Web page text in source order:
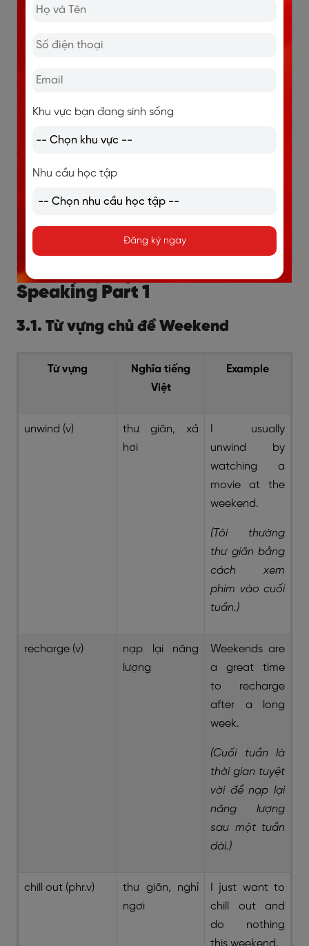
make the most of my days off – tận dụng tối đa
manage my time better – quản lý thời gian tốt
keep my schedule flexible – giữ lịch trình linh hoạt
unexpected things come up – những việc bất ngờ
>> Xem thêm:
IELTS Speaking Part 1 topic Snack: Từ vựng, bài
mẫu band 8+
3. Từ vựng topic Weekend IELTS
Speaking Part 1
3.1. Từ vựng chủ đề Weekend
Từ vựng
Nghĩa tiếng
Việt
Example
unwind (v)
thư giãn, xả
hơi
I usually
unwind by
watching a
movie at the
weekend.
(Tôi thường
thư giãn bằng
cách xem
phim vào cuối
tuần.)
recharge (v)
nạp lại năng
lượng
Weekends are
a great time
to recharge
after a long
week.
(Cuối tuần là
thời gian tuyệt
vời để nạp lại
năng lượng
sau một tuần
dài.)
chill out (phr.v)
thư giãn, nghỉ
ngơi
I just want to
chill out and
do nothing
this weekend.
Khu vực bạn đang sinh sống
Nhu cầu học tập
Đăng ký ngay